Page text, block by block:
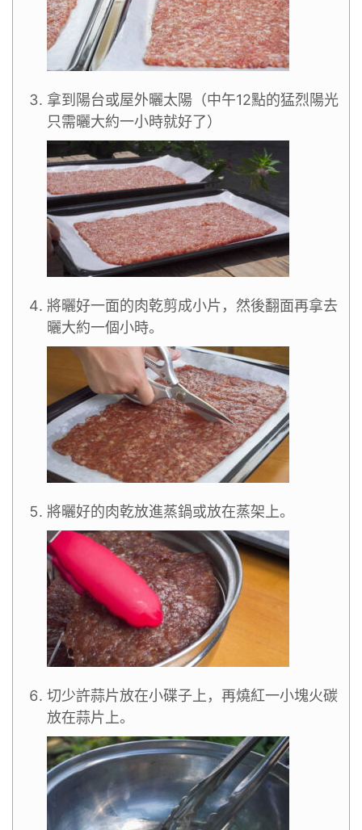
拿到陽台或屋外曬太陽（中午12點的猛烈陽光
只需曬大約一小時就好了）
將曬好一面的肉乾剪成小片，然後翻面再拿去
曬大約一個小時。
將曬好的肉乾放進蒸鍋或放在蒸架上。
切少許蒜片放在小碟子上，再燒紅一小塊火碳
放在蒜片上。